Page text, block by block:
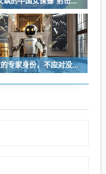
以隋波的专家身份，不应对没统一标准的口味指手画脚，依仗专家身份欺负一线厨师